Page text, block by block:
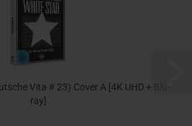
Vita # 23) Cover A [4K UHD + Blu-
ray]